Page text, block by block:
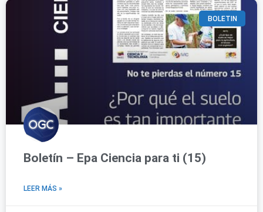
BOLETIN
Boletín – Epa Ciencia para ti (15)
LEER MÁS »